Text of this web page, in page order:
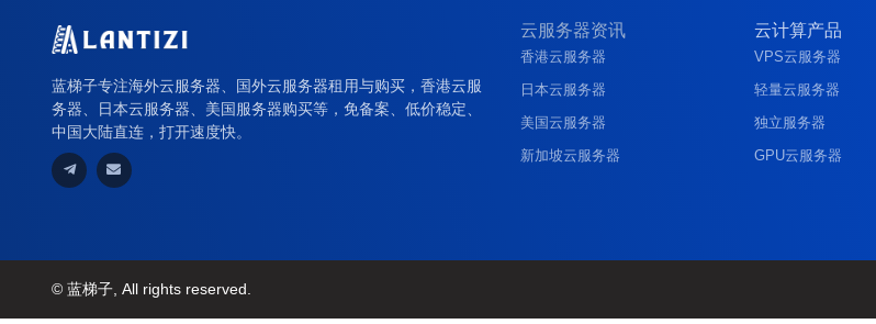
蓝梯子专注海外云服务器、国外云服务器租用与购买，香港云服
务器、日本云服务器、美国服务器购买等，免备案、低价稳定、
中国大陆直连，打开速度快。
云服务器资讯
香港云服务器
日本云服务器
美国云服务器
新加坡云服务器
云计算产品
VPS云服务器
轻量云服务器
独立服务器
GPU云服务器
© 蓝梯子, All rights reserved.